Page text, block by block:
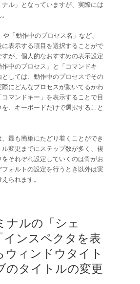
ナル」となっていますが、実際には
や「動作中のプロセス名」など、
に表示する項目を選択することがで
すが、個人的なおすすめの表示設定
作中のプロセス」と「コマンドキ
としては、動作中のプロセスでその
際にどんなプロセスが動いてるかわ
マンドキー」を表示することで目
、キーボードだけで選択すること
、最も簡単にたどり着くことができ
ル変更までにステップ数が多く、複
それぞれ設定していくのは骨がお
フォルトの設定を行うとき以外は実
られます。
ナルの「シェ
インスペクタを表
ウィンドウタイト
のタイトルの変更